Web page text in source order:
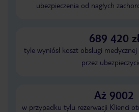
ubezpieczenia od nagłych
689 420 zł
tyle wyniósł koszt obsługi
przez
Aż 9002
w przypadku tylu rezerwacji Klienci